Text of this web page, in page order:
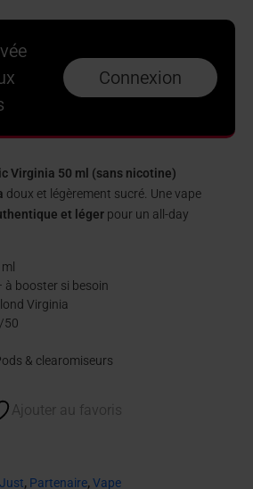
Connexion
Virginia 50 ml (sans nicotine)
doux et légèrement sucré. Une vape
et léger pour un all-day
à booster si besoin
Virginia
50
& clearomiseurs
Ajouter au favoris
Just, Partenaire,Vape